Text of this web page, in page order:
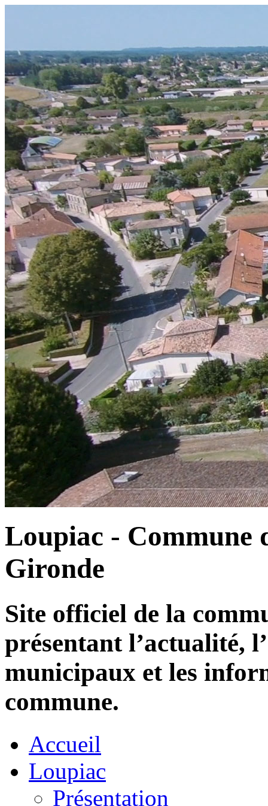
Loupiac - Commune
Gironde
Site officiel de la
présentant l’actualité,
municipaux et les
commune.
Accueil
Loupiac
Présentation